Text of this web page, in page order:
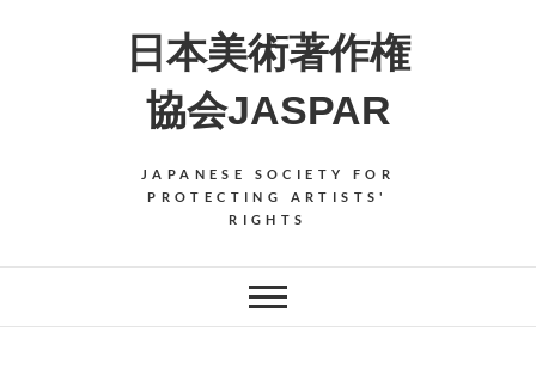
日本美術著作権
協会JASPAR
JAPANESE SOCIETY FOR
PROTECTING ARTISTS'
RIGHTS